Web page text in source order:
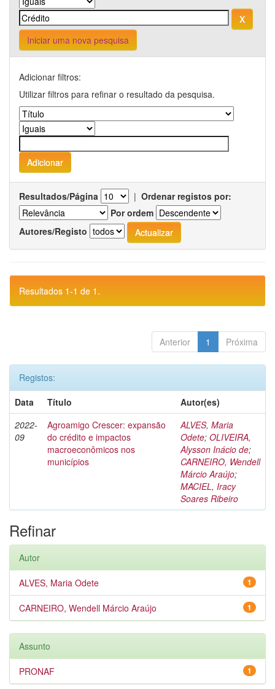
Iniciar uma nova pesquisa
Adicionar filtros:
Utilizar filtros para refinar o resultado da pesquisa.
Resultados/Página | Ordenar registos por:
Por ordem
Autores/Registo
Resultados 1-1 de 1.
Anterior 1 Próxima
Registos:
Data
Título
Autor(es)
2022-
09
Agroamigo Crescer: expansão
do crédito e impactos
macroeconômicos nos
municípios
ALVES, Maria
Odete; OLIVEIRA,
Alysson Inácio de;
CARNEIRO, Wendell
Márcio Araújo;
MACIEL, Iracy
Soares Ribeiro
Refinar
Autor
1
ALVES, Maria Odete
1
CARNEIRO, Wendell Márcio Araújo
Assunto
1
PRONAF